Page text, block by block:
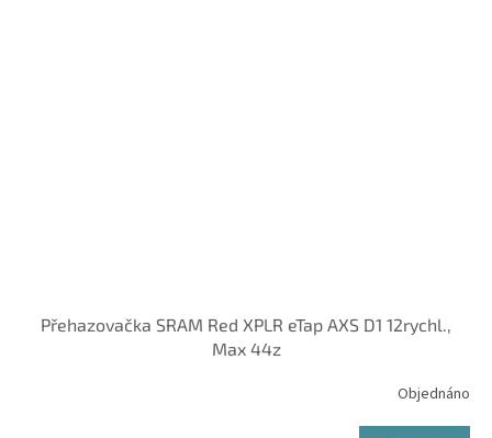
Přehazovačka SRAM Red XPLR eTap AXS D1 12rychl.,
Max 44z
Objednáno